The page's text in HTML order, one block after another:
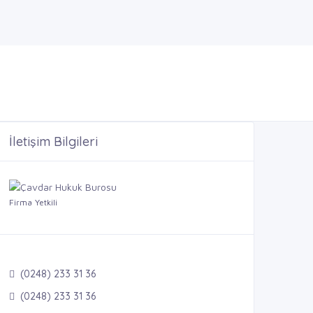
İletişim Bilgileri
Firma Yetkili
(0248) 233 31 36
(0248) 233 31 36